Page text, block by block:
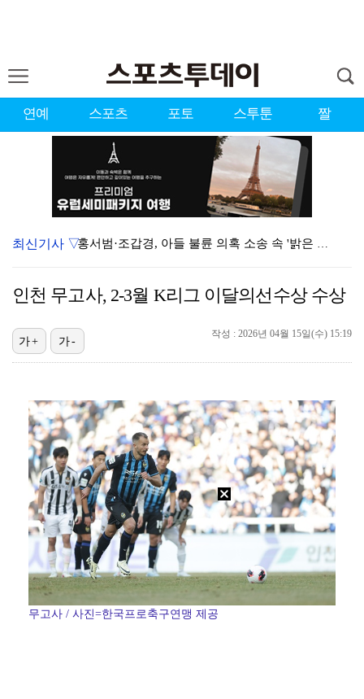
연예 스포츠 포토 스투툰 짤
홍서범·조갑경, 아들 불륜 의혹 소송 속 '밝은 근황'…
'리틀 김연경' 손서연 28점 폭발…U17 여자배구, …
'조폭 연루설 부인' 조세호, 8개월 만에 SNS 업로…
[ST포토] 문정민, 힘찬 티샷
데이식스 영케이, '사운드플래닛페스티벌' 출격…첫 솔로…
K리그2 경남, 골키퍼 김태훈 임대 영입…"중요한 역할…
'편스토랑' 지승현, '고된 떡볶이' 음원 녹음…영탁도…
키스오브라이프가 흘린 땀의 의미 [인터뷰]
최신기사 ▽
인천 무고사, 2-3월 K리그 이달의선수상 수상
작성 : 2026년 04월 15일(수) 15:19
가+ 가-
무고사 / 사진=한국프로축구연맹 제공